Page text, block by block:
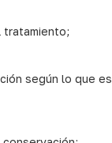
tratamiento;
según lo que